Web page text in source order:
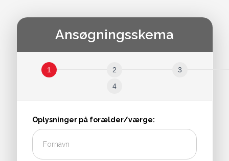
Ansøgningsskema
- Horsens
Oplysninger på forælder/værge: